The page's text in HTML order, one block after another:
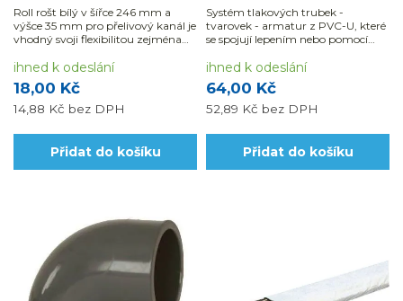
Roll rošt bílý v šířce 246 mm a
výšce 35 mm pro přelivový kanál je
vhodný svoji flexibilitou zejména
18,00 Kč
14,88 Kč bez DPH
ihned k odeslání
Přidat do košíku
Systém tlakových trubek -
tvarovek - armatur z PVC-U, které
se spojují lepením nebo pomocí
jak snadná manipulace i montáž,
tak chemická odolnost potrubních
dílů.
64,00 Kč
52,89 Kč bez DPH
ihned k odeslání
Přidat do košíku